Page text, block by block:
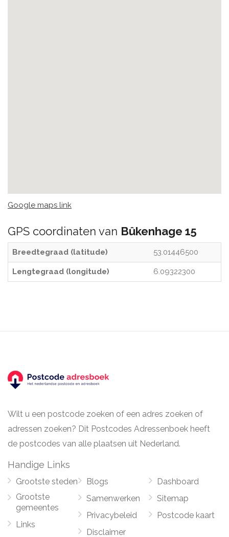
Google maps link
GPS coordinaten van Bûkenhage 15
Breedtegraad (latitude) 53.01446500
Lengtegraad (longitude) 6.09322300
Wilt u een postcode zoeken of een adres zoeken of
adressen zoeken? Dit Postcodes Adressenboek heeft
de postcodes van alle plaatsen uit Nederland.
Handige Links
Grootste steden
Grootste
gemeentes
Links
Blogs
Samenwerken
Privacybeleid
Disclaimer
Dashboard
Sitemap
Postcode kaart